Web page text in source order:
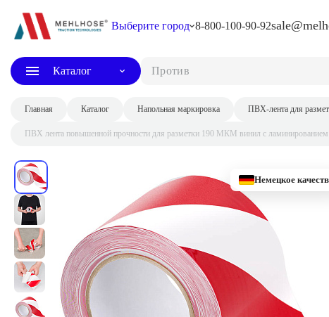
Выберите город 8-800-100-90-92
Каталог Противосколь
Главная Каталог Напольная маркировка ПВХ-лента для
ПВХ лента повышенной прочности для разметки 190 МКМ винил с
Немецкое